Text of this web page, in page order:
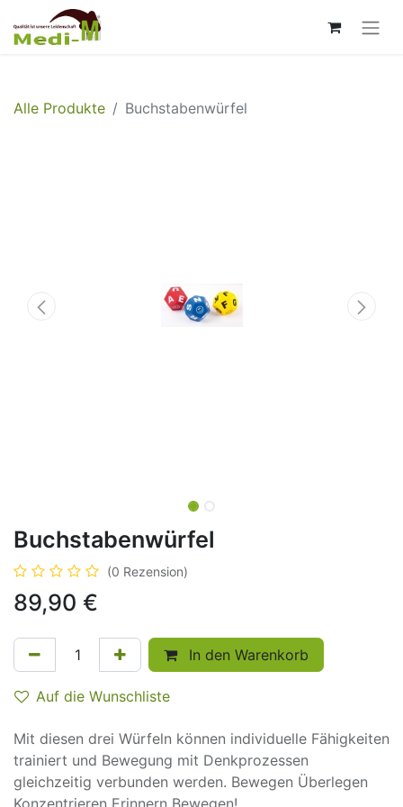
Alle Produkte Buchstabenwürfel
Buchstabenwürfel
(0 Rezension)
89,90 €
In den Warenkorb
Auf die Wunschliste
Mit diesen drei Würfeln können individuelle Fähigkeiten
trainiert und Bewegung mit Denkprozessen
gleichzeitig verbunden werden. Bewegen Überlegen
Konzentrieren Erinnern Bewegen!